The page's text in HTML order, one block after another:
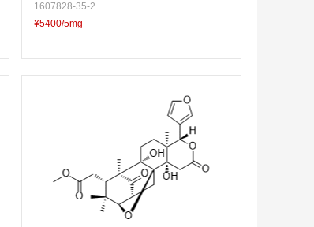
1607828-35-2
¥5400/5mg